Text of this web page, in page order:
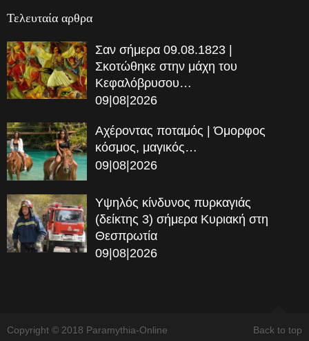
Τελευταία αρθρα
Σαν σήμερα 09.08.1823 |
Σκοτώθηκε στην μάχη του
Κεφαλόβρυσου…
09|08|2026
Αχέροντας ποταμός | Όμορφος
κόσμος, μαγικός…
09|08|2026
Υψηλός κίνδυνος πυρκαγιάς
(δείκτης 3) σήμερα Κυριακή στη
Θεσπρωτία
09|08|2026
Back to top
Copyright © 2018 Paramythia-Online